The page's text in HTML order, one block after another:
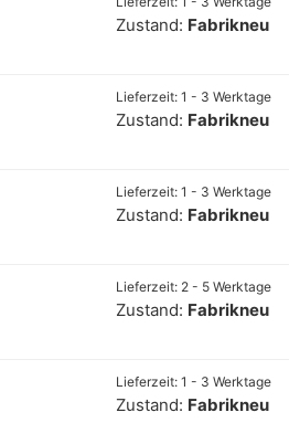
Zustand: Fabrikneu
Lieferzeit: 1 - 3 Werktage
Zustand: Fabrikneu
Lieferzeit: 1 - 3 Werktage
Zustand: Fabrikneu
Lieferzeit: 2 - 5 Werktage
Zustand: Fabrikneu
Lieferzeit: 1 - 3 Werktage
Zustand: Fabrikneu